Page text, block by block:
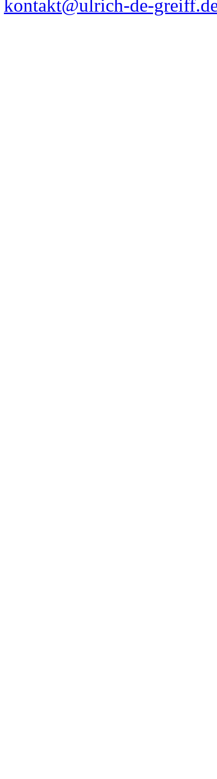
kontakt@ulrich-de-